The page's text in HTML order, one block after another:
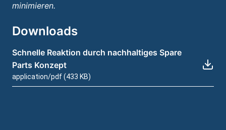
minimieren.
Downloads
Schnelle Reaktion durch nachhaltiges Spare
Parts Konzept
application/pdf (433 KB)